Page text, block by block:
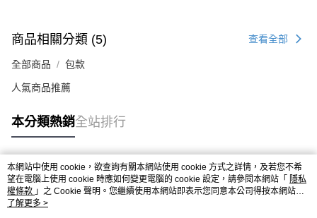
商品相關分類 (5) 查看全部
全部商品 包款
人氣商品推薦
本分類熱銷全站排行
熱門標籤
本網站中使用 cookie，欲查詢有關本網站使用 cookie 方式之詳情，及若您不希
望在電腦上使用 cookie 時應如何變更電腦的 cookie 設定，請參閱本網站「 隱私
權條款 」之 Cookie 聲明。您繼續使用本網站即表示您同意本公司得按本網站使
用條款之 Cookie 聲明使用 cookie。
了解更多 >